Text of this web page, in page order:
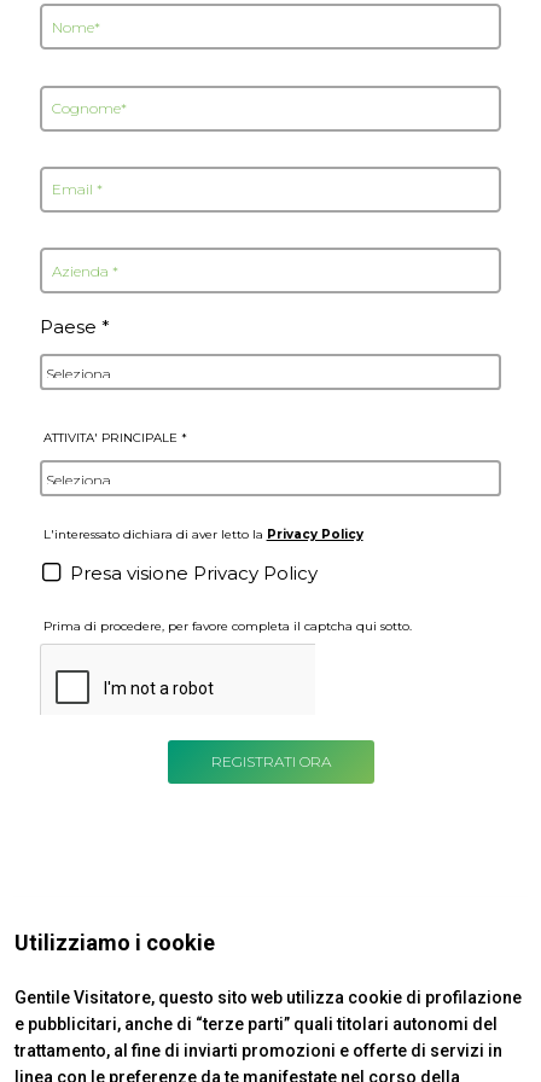
Attenzione!I campi contrassegnati dal simbolo
Utilizziamo i cookie
Gentile Visitatore, questo sito web utilizza cookie di profilazione
e pubblicitari, anche di “terze parti” quali titolari autonomi del
trattamento, al fine di inviarti promozioni e offerte di servizi in
linea con le preferenze da te manifestate nel corso della